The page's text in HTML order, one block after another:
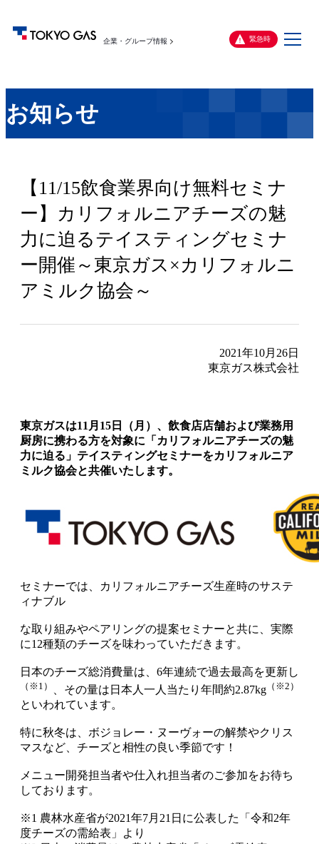
企業・グループ情報 緊急時
メ
お知らせ
【11/15飲食業界向け無料セミナ
ー】カリフォルニアチーズの魅
力に迫るテイスティングセミナ
ー開催～東京ガス×カリフォルニ
アミルク協会～
2021年10月26日
東京ガス株式会社
東京ガスは11月15日（月）、飲食店店舗および業務用
厨房に携わる方を対象に「カリフォルニアチーズの魅
力に迫る」テイスティングセミナーをカリフォルニア
ミルク協会と共催いたします。
セミナーでは、カリフォルニアチーズ生産時のサステ
ィナブル
な取り組みやペアリングの提案セミナーと共に、実際
に12種類のチーズを味わっていただきます。
日本のチーズ総消費量は、6年連続で過去最高を更新し
（※1） 、その量は日本人一人当たり年間約2.87kg （※2）
といわれています。
特に秋冬は、ボジョレー・ヌーヴォーの解禁やクリス
マスなど、チーズと相性の良い季節です！
メニュー開発担当者や仕入れ担当者のご参加をお待ち
しております。
※1 農林水産省が2021年7月21日に公表した「令和2年
度チーズの需給表」より